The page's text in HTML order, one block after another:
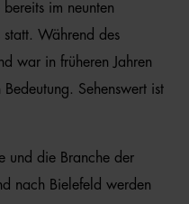
im neunten
statt. Während des
war in früheren Jahren
Sehenswert ist
und die Branche der
nach Bielefeld werden